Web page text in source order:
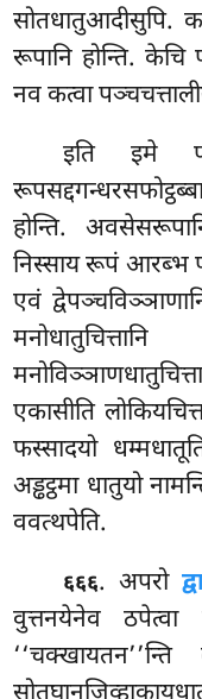
सोतधातुआदीसुपि.
रूपानि होन्ति. केचि
नव कत्वा
इति इमे
होन्ति.
निस्साय रूपं आरब्भ
एवं
एकासीति
फस्सादयो
अड्ढट्ठमा धातुयो
ववत्थपेति.
६६६. अपरो
वुत्तनयेनेव